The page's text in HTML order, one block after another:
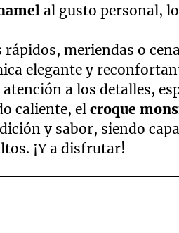
al gusto personal,
rápidos, meriendas o
elegante y
a los detalles,
caliente, elcroque
y sabor, siendo
¡Y a disfrutar!